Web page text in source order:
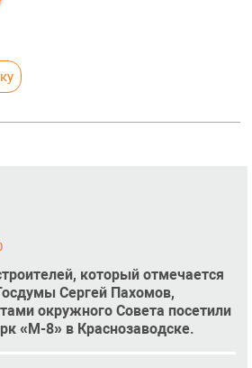
который отмечается
Сергей Пахомов,
окружного Совета посетили
«М-8» в Краснозаводске.